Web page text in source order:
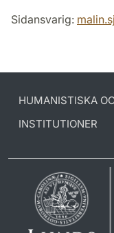
Sidansvarig:
HUMANISTISKA
INSTITUTIONER